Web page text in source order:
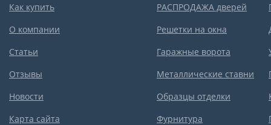
Как купить
О компании
Статьи
Отзывы
Новости
Карта сайта
РАСПРОДАЖА дверей
Решетки на окна
Гаражные ворота
Металлические ставни
Образцы отделки
Фурнитура